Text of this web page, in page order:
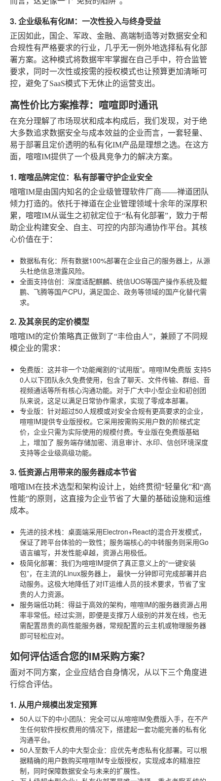
3. 企业级私有化IM：一次性投入与终身受益
正因如此，国企、军政、金融、高端制造等对数据安全和
合规性有严格要求的行业，几乎无一例外地选择私有化部
署方案。这种模式将数据牢牢掌握在自己手中，符合监管
要求，同时一次性或按需的授权模式也让预算更加清晰可
控，避免了SaaS模式下无休止的运营支出。
高性价比方案推荐：喧喧即时通讯
在充分理解了市场现状和成本构成后，我们发现，对于绝
大多数追求数据安全与成本效益的企业而言，一套轻量、
易于部署且定价透明的私有化IM产品是理想之选。在这方
面，喧喧IM提供了一个极具竞争力的解决方案。
1. 喧喧品牌定位：私有部署守护企业安全
喧喧IM是由国内知名的企业级管理软件厂商——禅道团队
倾力打造的。依托于禅道在企业管理领域十余年的深厚积
累，喧喧IM从诞生之初就定位于“私有化部署”，致力于帮
助企业构建安全、自主、可控的内部沟通协作平台。其核
心价值在于：
数据私有化：所有数据100%部署在企业自己的服务器上，从源
头杜绝信息泄露风险。
全面支持信创：深度适配麒麟、统信UOS等国产操作系统及鲲
鹏、飞腾等国产CPU，满足国企、政务等领域的国产化替代需
求。
2. 及其亲民的定价模型
喧喧IM的定价策略真正做到了“丰俭由人”，兼顾了不同规
模企业的需求：
免费版：这并非一个功能阉割的“试用版”。喧喧IM免费版 支持5
0人以下团队永久免费使用，包含了聊天、文件传输、群组、音
视频通话等所有核心沟通功能。对于广大中小型企业和初创团
队来说，这足以满足日常协作需求，实现了零成本部署。
专业版：针对超过50人规模或对安全合规有更高要求的企业，
喧喧IM提供专业版授权。它采用按需购买用户数的阶梯式定
价，企业只需为实际使用的规模付费。专业版在免费版基础
上，增加了 服务端存储加密、消息审计、水印、信创环境深度
支持等企业级高级功能。
3. 低资源占用带来的服务器成本节省
喧喧IM在技术选型和架构设计上，始终贯彻“轻量化”和“高
性能”的原则，这直接为企业节省了大量的基础设施和运维
成本。
先进的技术栈：桌面端采用Electron+React的混合开发模式，
保证了跨平台体验的一致性；服务端核心的中转服务则采用Go
语言编写，并发性能卓越，资源占用极低。
极简化部署：我们为喧喧IM提供了真正意义上的“一键安装
包”，在主流的Linux服务器上， 最快一分钟即可完成部署并启
动服务。这极大地降低了对IT运维人员的技术要求，节省了宝
贵的人力资源。
服务端低功耗：得益于高效的架构，喧喧IM的服务器资源占用
率非常低。经过实测，即便是支撑万人级别的并发在线，也无
需配置昂贵的高性能服务器，常规配置的云主机或物理服务器
即可轻松应对。
如何评估适合您的IM采购方案？
面对不同方案，企业应结合自身情况，从以下三个角度进
行综合评估。
1. 从用户规模出发定预算
50人以下的中小团队 ：完全可以从喧喧IM免费版入手，在不产
生任何软件授权费用的情况下，搭建起一套功能完善的私有化
沟通平台。
50人至数千人的中大型企业：应优先考虑私有化部署。可以根
据精确的用户数购买喧喧IM专业版授权，实现成本的精准控
制，同时保障数据安全与未来的扩展性。